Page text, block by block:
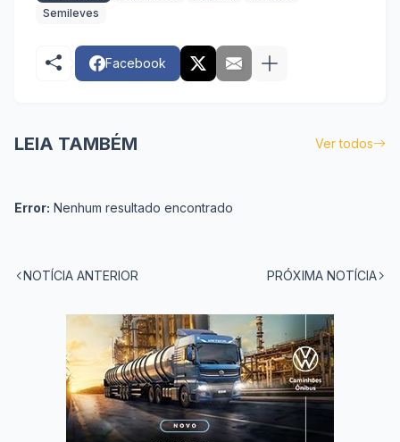
Semileves
Facebook
LEIA TAMBÉM Ver todos
Error: Nenhum resultado encontrado
NOTÍCIA ANTERIOR PRÓXIMA NOTÍCIA